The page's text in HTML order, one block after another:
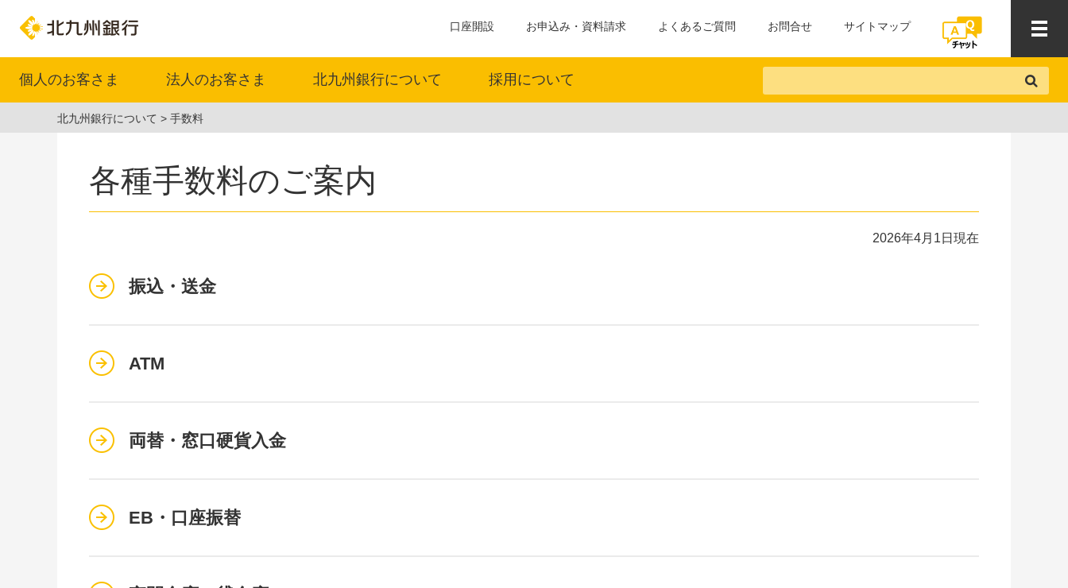
口座開設 お申込み・資料請求 よくあるご質問 お問合せ サイトマップ
個人のお客さま 法人のお客さま 北九州銀行について 採用について
北九州銀行について 手数料
各種手数料のご案内
2026年4月1日現在
振込・送金
ATM
両替・窓口硬貨入金
EB・口座振替